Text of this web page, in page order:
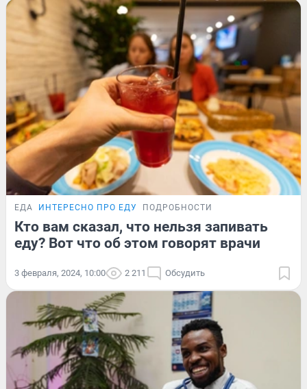
ЕДА ИНТЕРЕСНО ПРО ЕДУ ПОДРОБНОСТИ
Кто вам сказал, что нельзя запивать
еду? Вот что об этом говорят врачи
3 февраля, 2024, 10:00 2 211 Обсудить